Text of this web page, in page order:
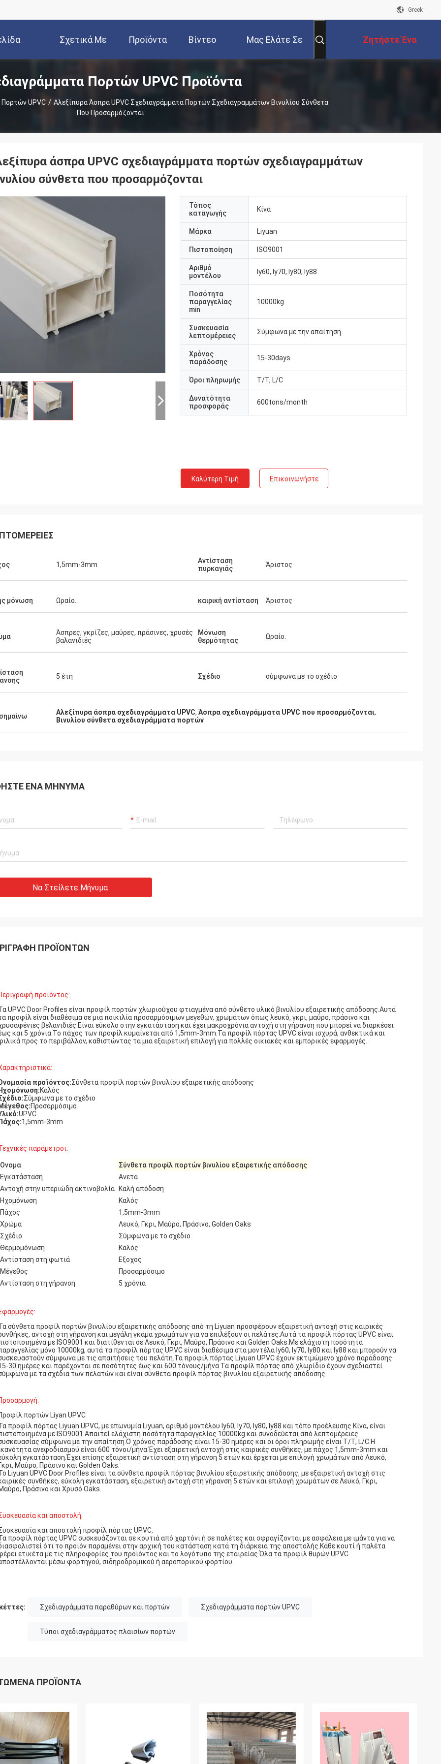
Greek
Σχετικά Με
Εμάς
Προϊόντα Βίντεο Μας Ελάτε Σε Ζητήστε Ένα
Απόσπασμα
Πορτών UPVC Προϊόντα
UPVC / Αλεξίπυρα Άσπρα UPVC Σχεδιαγράμματα Πορτών Σχεδιαγραμμάτων Βινυλίου Σύνθετα
Που Προσαρμόζονται
άσπρα UPVC σχεδιαγράμματα πορτών σχεδιαγραμμάτων
σύνθετα που προσαρμόζονται
Τόπος
καταγωγής
Κίνα
Μάρκα Liyuan
Πιστοποίηση ISO9001
Αριθμό
μοντέλου
ly60, ly70, ly80, ly88
Ποσότητα
παραγγελίας
min
10000kg
Συσκευασία
λεπτομέρειες
Σύμφωνα με την απαίτηση
Χρόνος
παράδοσης
15-30days
Όροι πληρωμής T/T, L/C
Δυνατότητα
προσφοράς
600tons/month
Καλύτερη Τιμή Επικοινωνήστε
1,5mm-3mm
Αντίσταση
πυρκαγιάς
Άριστος
μόνωση Ωραίο. καιρική αντίσταση Άριστος
Άσπρες, γκρίζες, μαύρες, πράσινες, χρυσές
βαλανιδιές
Μόνωση
θερμότητας
Ωραίο.
5 έτη Σχέδιο σύμφωνα με το σχέδιο
Αλεξίπυρα άσπρα σχεδιαγράμματα UPVC, Άσπρα σχεδιαγράμματα UPVC που προσαρμόζονται,
Βινυλίου σύνθετα σχεδιαγράμματα πορτών
ΈΝΑ ΜΉΝΥΜΑ
Να Στείλετε Μήνυμα
ΠΡΟΪΌΝΤΩΝ
προϊόντος:
UPVC Door Profiles είναι προφίλ πορτών χλωριούχου φτιαγμένα από σύνθετο υλικό βινυλίου εξαιρετικής απόδοσης.Αυτά
προφίλ είναι διαθέσιμα σε μια ποικιλία προσαρμόσιμων μεγεθών, χρωμάτων όπως λευκό, γκρι, μαύρο, πράσινο και
βελανιδιές.Είναι εύκολο στην εγκατάσταση και έχει μακροχρόνια αντοχή στη γήρανση που μπορεί να διαρκέσει
και 5 χρόνια.Το πάχος των προφίλ κυμαίνεται από 1,5mm-3mm.Τα προφίλ πόρτας UPVC είναι ισχυρά, ανθεκτικά και
προς το περιβάλλον, καθιστώντας τα μια εξαιρετική επιλογή για πολλές οικιακές και εμπορικές εφαρμογές.
προϊόντος:Σύνθετα προφίλ πορτών βινυλίου εξαιρετικής απόδοσης
Καλός
Σύμφωνα με το σχέδιο
Προσαρμόσιμο
UPVC
1,5mm-3mm
παράμετροι:
Ονομα
Σύνθετα προφίλ πορτών βινυλίου εξαιρετικής απόδοσης
Εγκατάσταση
Ανετα
Αντοχή στην υπεριώδη ακτινοβολία
Καλή απόδοση
Ηχομόνωση
Καλός
Πάχος
1,5mm-3mm
Χρώμα
Λευκό, Γκρι, Μαύρο, Πράσινο, Golden Oaks
Σχέδιο
Σύμφωνα με το σχέδιο
Θερμομόνωση
Καλός
Αντίσταση στη φωτιά
Εξοχος
Μέγεθος
Προσαρμόσιμο
Αντίσταση στη γήρανση
5 χρόνια
σύνθετα προφίλ πορτών βινυλίου εξαιρετικής απόδοσης από τη Liyuan προσφέρουν εξαιρετική αντοχή στις καιρικές
αντοχή στη γήρανση και μεγάλη γκάμα χρωμάτων για να επιλέξουν οι πελάτες.Αυτά τα προφίλ πόρτας UPVC είναι
με ISO9001 και διατίθενται σε Λευκό, Γκρι, Μαύρο, Πράσινο και Golden Oaks.Με ελάχιστη ποσότητα
μόνο 10000kg, αυτά τα προφίλ πόρτας UPVC είναι διαθέσιμα στα μοντέλα ly60, ly70, ly80 και ly88 και μπορούν να
σύμφωνα με τις απαιτήσεις του πελάτη.Τα προφίλ πόρτας Liyuan UPVC έχουν εκτιμώμενο χρόνο παράδοσης
30 ημέρες και παρέχονται σε ποσότητες έως και 600 τόνους/μήνα.Τα προφίλ πόρτας από χλωρίδιο έχουν σχεδιαστεί
με τα σχέδια των πελατών και είναι σύνθετα προφίλ πόρτας βινυλίου εξαιρετικής απόδοσης.
πορτών Liyan UPVC
προφίλ πόρτας Liyuan UPVC, με επωνυμία Liyuan, αριθμό μοντέλου ly60, ly70, ly80, ly88 και τόπο προέλευσης Κίνα, είναι
με ISO9001.Απαιτεί ελάχιστη ποσότητα παραγγελίας 10000kg και συνοδεύεται από λεπτομέρειες
σύμφωνα με την απαίτηση.Ο χρόνος παράδοσης είναι 15-30 ημέρες και οι όροι πληρωμής είναι T/T, L/C.Η
ανεφοδιασμού είναι 600 τόνοι/μήνα.Έχει εξαιρετική αντοχή στις καιρικές συνθήκες, με πάχος 1,5mm-3mm και
εγκατάσταση.Έχει επίσης εξαιρετική αντίσταση στη γήρανση 5 ετών και έρχεται με επιλογή χρωμάτων από Λευκό,
Μαύρο, Πράσινο και Golden Oaks.
Liyuan UPVC Door Profiles είναι τα σύνθετα προφίλ πόρτας βινυλίου εξαιρετικής απόδοσης, με εξαιρετική αντοχή στις
συνθήκες, εύκολη εγκατάσταση, εξαιρετική αντοχή στη γήρανση 5 ετών και επιλογή χρωμάτων σε Λευκό, Γκρι,
Πράσινο και Χρυσό Oaks.
και αποστολή:
και αποστολή προφίλ πόρτας UPVC:
προφίλ πόρτας UPVC συσκευάζονται σε κουτιά από χαρτόνι ή σε παλέτες και σφραγίζονται με ασφάλεια με ιμάντα για να
ότι το προϊόν παραμένει στην αρχική του κατάσταση κατά τη διάρκεια της αποστολής.Κάθε κουτί ή παλέτα
ετικέτα με τις πληροφορίες του προϊόντος και το λογότυπο της εταιρείας.Όλα τα προφίλ θυρών UPVC
μέσω φορτηγού, σιδηροδρομικού ή αεροπορικού φορτίου.
Σχεδιαγράμματα παραθύρων και πορτών Σχεδιαγράμματα πορτών UPVC
Τύποι σχεδιαγράμματος πλαισίων πορτών
ΠΡΟΪΌΝΤΑ